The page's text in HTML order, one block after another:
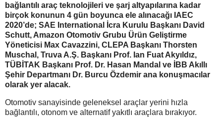
bağlantılı araç teknolojileri ve şarj altyapılarına kadar
birçok konunun 4 gün boyunca ele alınacağı IAEC
2020’de; SAE International İcra Kurulu Başkanı David
Schutt, Amazon Otomotiv Grubu Ürün Geliştirme
Yöneticisi Max Cavazzini, CLEPA Başkanı Thorsten
Muschal, Truva A.Ş. Başkanı Prof. Ian Fuat Akyıldız,
TÜBİTAK Başkanı Prof. Dr. Hasan Mandal ve İBB Akıllı
Şehir Departmanı Dr. Burcu Özdemir ana konuşmacılar
olarak yer alacak.
Otomotiv sanayisinde geleneksel araçlar yerini hızla
bağlantılı, otonom ve alternatif yakıtlı araçlara bırakıyor.